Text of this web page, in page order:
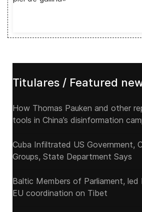
Titulares / Featured
How Thomas Pauken and other
tools in China’s disinformation
Cuba Infiltrated US Government,
Groups, State Department Says
Baltic Members of Parliament,
EU coordination on Tibet